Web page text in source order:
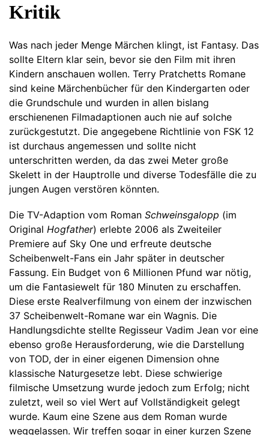
Kritik
Was nach jeder Menge Märchen klingt, ist Fantasy. Das
sollte Eltern klar sein, bevor sie den Film mit ihren
Kindern anschauen wollen. Terry Pratchetts Romane
sind keine Märchenbücher für den Kindergarten oder
die Grundschule und wurden in allen bislang
erschienenen Filmadaptionen auch nie auf solche
zurückgestutzt. Die angegebene Richtlinie von FSK 12
ist durchaus angemessen und sollte nicht
unterschritten werden, da das zwei Meter große
Skelett in der Hauptrolle und diverse Todesfälle die zu
jungen Augen verstören könnten.
Die TV-Adaption vom Roman Schweinsgalopp (im
Original Hogfather) erlebte 2006 als Zweiteiler
Premiere auf Sky One und erfreute deutsche
Scheibenwelt-Fans ein Jahr später in deutscher
Fassung. Ein Budget von 6 Millionen Pfund war nötig,
um die Fantasiewelt für 180 Minuten zu erschaffen.
Diese erste Realverfilmung von einem der inzwischen
37 Scheibenwelt-Romane war ein Wagnis. Die
Handlungsdichte stellte Regisseur Vadim Jean vor eine
ebenso große Herausforderung, wie die Darstellung
von TOD, der in einer eigenen Dimension ohne
klassische Naturgesetze lebt. Diese schwierige
filmische Umsetzung wurde jedoch zum Erfolg; nicht
zuletzt, weil so viel Wert auf Vollständigkeit gelegt
wurde. Kaum eine Szene aus dem Roman wurde
weggelassen. Wir treffen sogar in einer kurzen Szene